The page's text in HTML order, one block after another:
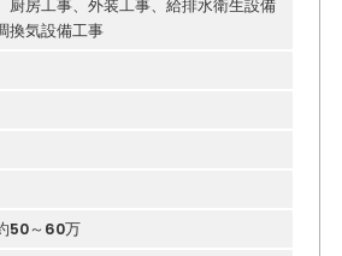
厨房工事、外装工事、給排水衛生設備
換気設備工事
50～60万